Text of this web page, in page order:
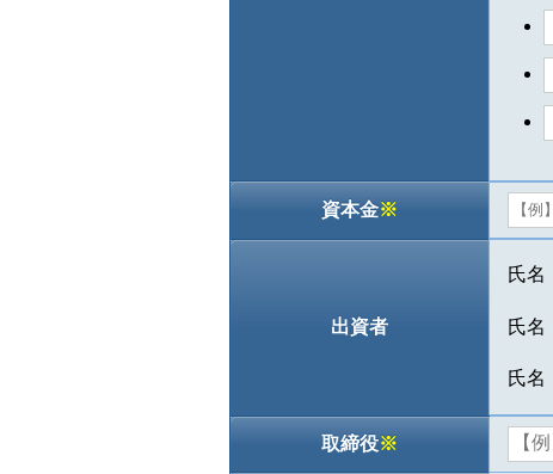
資本金※
出資者
氏名
氏名
氏名
取締役※